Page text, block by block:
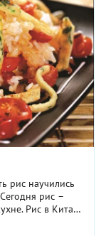
рис научились
рис –
Китае